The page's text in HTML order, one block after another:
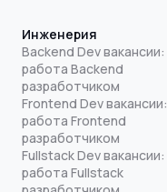
Инженерия
Backend Dev вакансии:
работа Backend
разработчиком
Frontend Dev вакансии:
работа Frontend
разработчиком
Fullstack Dev вакансии:
работа Fullstack